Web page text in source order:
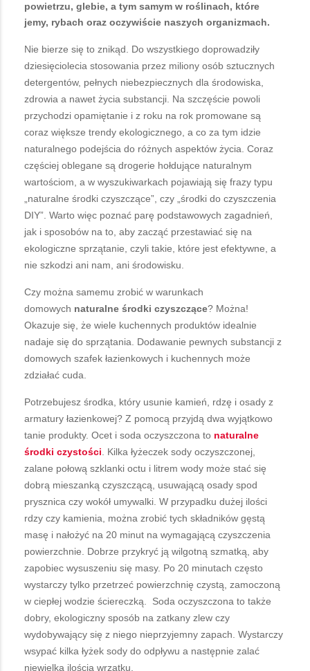
powietrzu, glebie, a tym samym w roślinach, które
jemy, rybach oraz oczywiście naszych organizmach.
Nie bierze się to znikąd. Do wszystkiego doprowadziły
dziesięciolecia stosowania przez miliony osób sztucznych
detergentów, pełnych niebezpiecznych dla środowiska,
zdrowia a nawet życia substancji. Na szczęście powoli
przychodzi opamiętanie i z roku na rok promowane są
coraz większe trendy ekologicznego, a co za tym idzie
naturalnego podejścia do różnych aspektów życia. Coraz
częściej oblegane są drogerie hołdujące naturalnym
wartościom, a w wyszukiwarkach pojawiają się frazy typu
„naturalne środki czyszczące”, czy „środki do czyszczenia
DIY”. Warto więc poznać parę podstawowych zagadnień,
jak i sposobów na to, aby zacząć przestawiać się na
ekologiczne sprzątanie, czyli takie, które jest efektywne, a
nie szkodzi ani nam, ani środowisku.
Czy można samemu zrobić w warunkach
domowych naturalne środki czyszczące? Można!
Okazuje się, że wiele kuchennych produktów idealnie
nadaje się do sprzątania. Dodawanie pewnych substancji z
domowych szafek łazienkowych i kuchennych może
zdziałać cuda.
Potrzebujesz środka, który usunie kamień, rdzę i osady z
armatury łazienkowej? Z pomocą przyjdą dwa wyjątkowo
tanie produkty. Ocet i soda oczyszczona to naturalne
środki czystości . Kilka łyżeczek sody oczyszczonej,
zalane połową szklanki octu i litrem wody może stać się
dobrą mieszanką czyszczącą, usuwającą osady spod
prysznica czy wokół umywalki. W przypadku dużej ilości
rdzy czy kamienia, można zrobić tych składników gęstą
masę i nałożyć na 20 minut na wymagającą czyszczenia
powierzchnie. Dobrze przykryć ją wilgotną szmatką, aby
zapobiec wysuszeniu się masy. Po 20 minutach często
wystarczy tylko przetrzeć powierzchnię czystą, zamoczoną
w ciepłej wodzie ściereczką.
Soda oczyszczona to także
dobry, ekologiczny sposób na zatkany zlew czy
wydobywający się z niego nieprzyjemny zapach. Wystarczy
wsypać kilka łyżek sody do odpływu a następnie zalać
niewielką ilością wrzątku.